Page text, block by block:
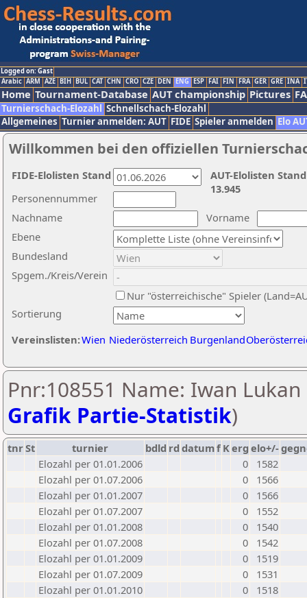
Logged on: Gast
Arabic ARM AZE BIH BUL CAT CHN CRO CZE DEN ENG ESP FAI FIN FRA GER GRE INA
Home Tournament-Database AUT championship Pictures
Turnierschach-Elozahl Schnellschach-Elozahl
Allgemeines Turnier anmelden: AUT FIDE Spieler anmelden Elo
Willkommen bei den offiziellen
Nachname
Vorname
Ebene
Sortierung
Personennummer
Bundesland
Spgem./Kreis/Verein
Nur "österreichische" Spieler
Vereinslisten:Wien Niederösterreich Burgenland
AUT-Elolisten
13.945
FIDE-Elolisten Stand
Pnr:108551 Name: Iwan Lukan
Grafik Partie-Statistik)
tnrSt turnier bdld rd datumf Kerg elo+/-
Elozahl per 01.01.2006
0
1582
Elozahl per 01.07.2006
0
1566
Elozahl per 01.01.2007
0
1566
Elozahl per 01.07.2007
0
1552
Elozahl per 01.01.2008
0
1540
Elozahl per 01.07.2008
0
1542
Elozahl per 01.01.2009
0
1519
Elozahl per 01.07.2009
0
1531
Elozahl per 01.01.2010
0
1518